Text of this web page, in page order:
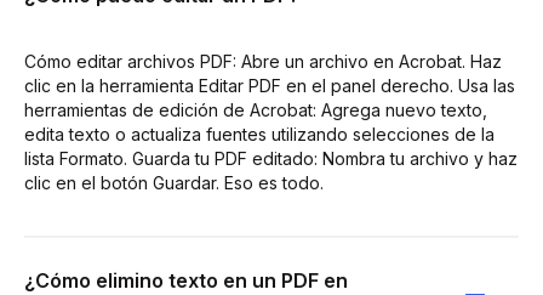
Cómo editar archivos PDF: Abre un archivo en Acrobat. Haz
clic en la herramienta Editar PDF en el panel derecho. Usa las
herramientas de edición de Acrobat: Agrega nuevo texto,
edita texto o actualiza fuentes utilizando selecciones de la
lista Formato. Guarda tu PDF editado: Nombra tu archivo y haz
clic en el botón Guardar. Eso es todo.
¿Cómo elimino texto en un PDF en